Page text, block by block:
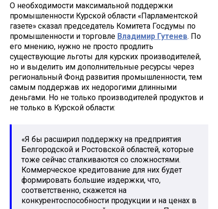
О необходимости максимальной поддержки
промышленности Курской области «Парламентской
газете» сказал председатель Комитета Госдумы по
промышленности и торговле Владимир Гутенев. По
его мнению, нужно не просто продлить
существующие льготы для курских производителей,
но и выделить им дополнительные ресурсы через
региональный Фонд развития промышленности, тем
самым поддержав их недорогими длинными
деньгами. Но не только производителей продуктов и
не только в Курской области:
«Я бы расширил поддержку на предприятия
Белгородской и Ростовской областей, которые
тоже сейчас сталкиваются со сложностями.
Коммерческое кредитование для них будет
формировать большие издержки, что,
соответственно, скажется на
конкурентоспособности продукции и на ценах в